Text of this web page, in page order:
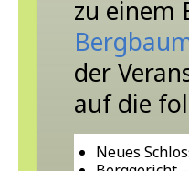
zu einem
der
auf die
Neues